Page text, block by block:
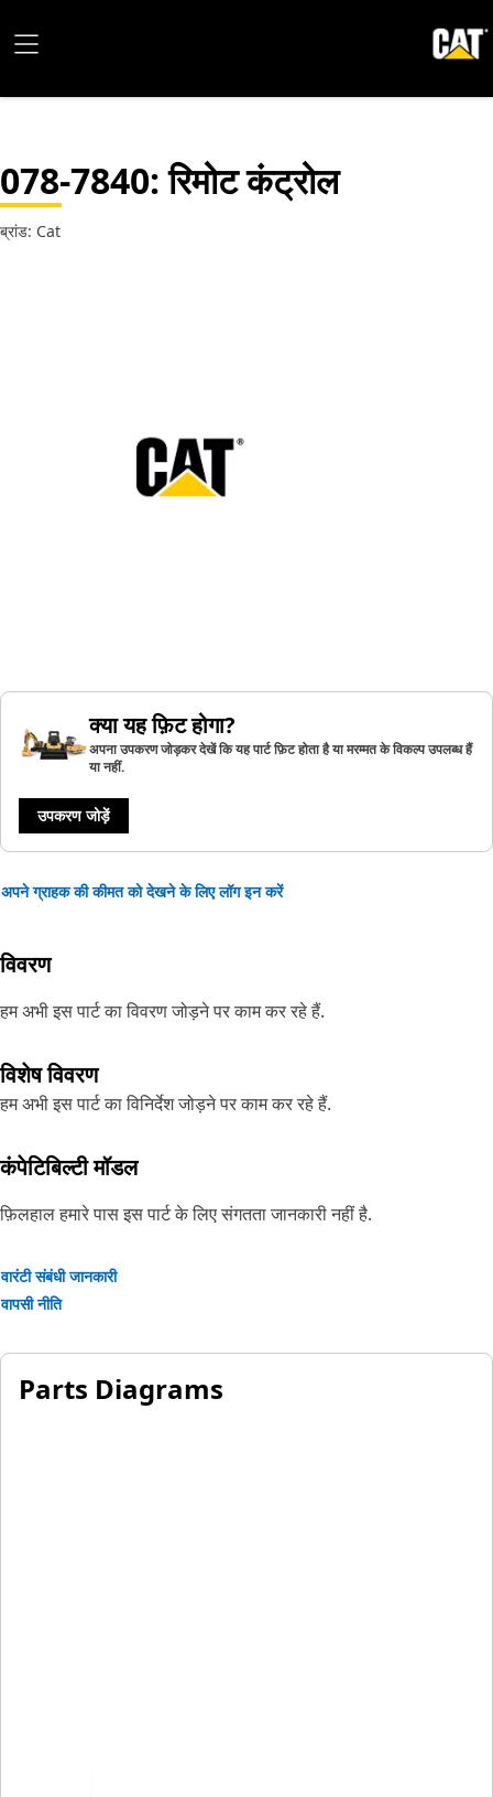
078-7840: रिमोट कंट्रोल
ब्रांड: Cat
क्या यह फ़िट होगा?
अपना उपकरण जोड़कर देखें कि यह पार्ट फ़िट होता है या मरम्मत के विकल्प उपलब्ध हैं
या नहीं.
उपकरण जोड़ें
अपने ग्राहक की कीमत को देखने के लिए लॉग इन करें
विवरण
हम अभी इस पार्ट का विवरण जोड़ने पर काम कर रहे हैं.
विशेष विवरण
हम अभी इस पार्ट का विनिर्देश जोड़ने पर काम कर रहे हैं.
कंपेटिबिल्टी मॉडल
फ़िलहाल हमारे पास इस पार्ट के लिए संगतता जानकारी नहीं है.
वारंटी संबंधी जानकारी
वापसी नीति
Parts Diagrams